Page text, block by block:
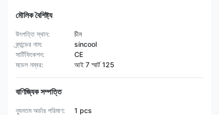
মৌলিক বৈশিষ্ট্য
উৎপত্তি স্থান:
চীন
ব্র্যান্ডের নাম:
sincool
সার্টিফিকেশন:
CE
মডেল নম্বর:
আই 7 স্মার্ট 125
বাণিজ্যিক সম্পত্তি
ন্যূনতম অর্ডার পরিমাণ:
1 pcs